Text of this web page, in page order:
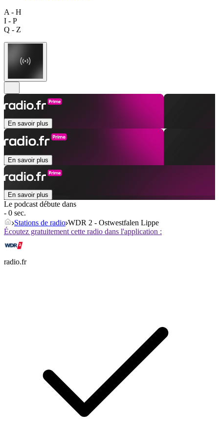
A - H
I - P
Q - Z
En savoir plus
En savoir plus
En savoir plus
Le podcast débute dans
- 0 sec.
Stations de radio WDR 2 - Ostwestfalen Lippe
Écoutez gratuitement cette radio dans l'application :
radio.fr